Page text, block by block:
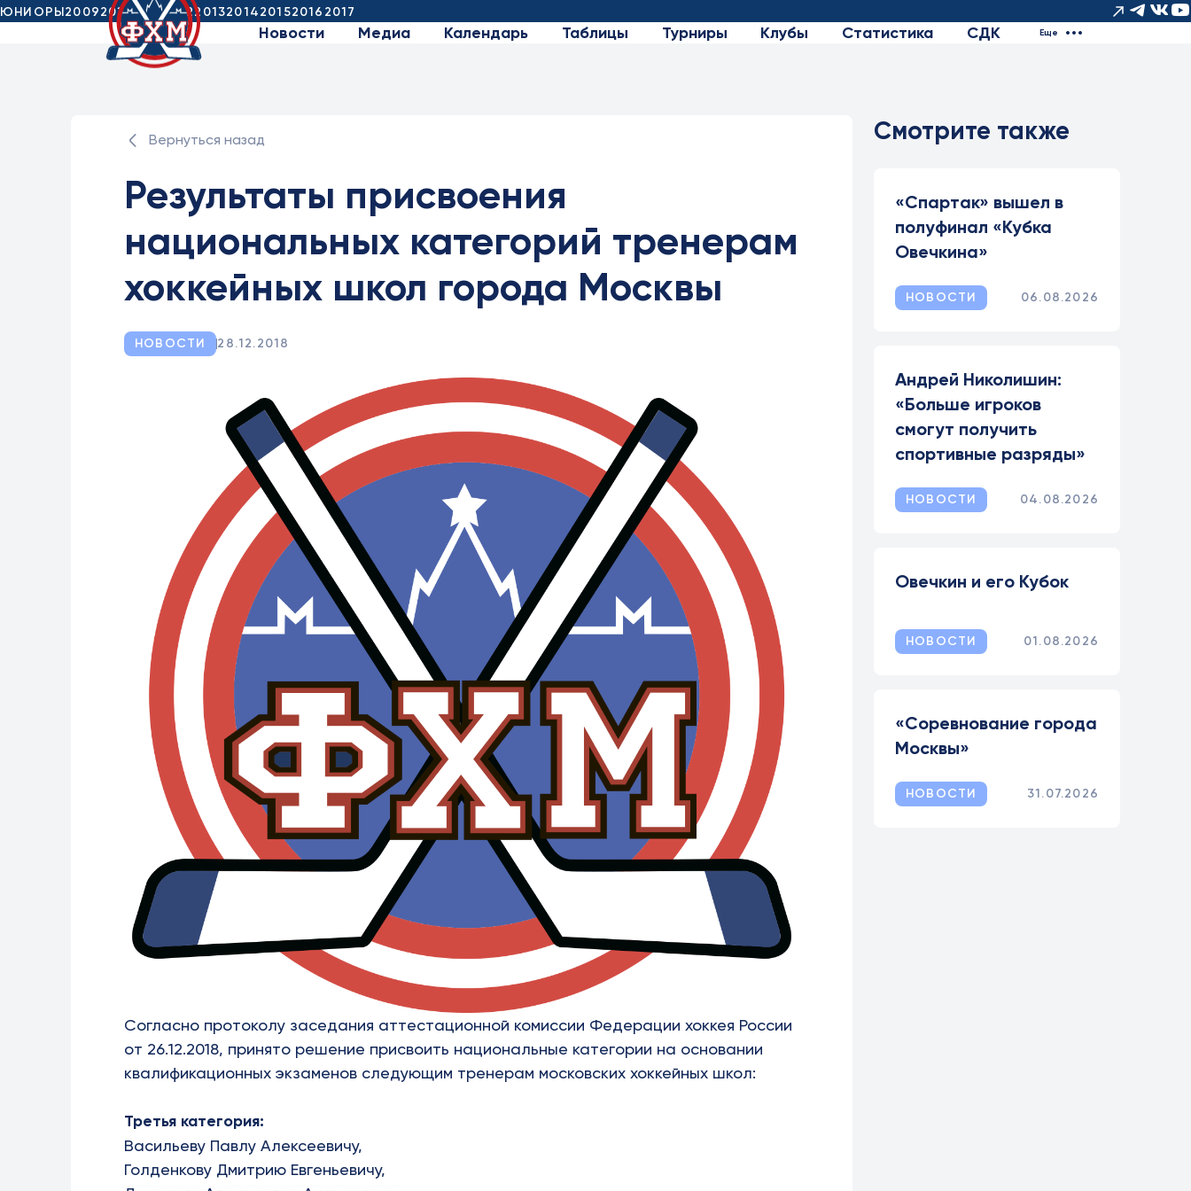
ЮНИОРЫ20092010201120122013201420152016 2017
Новости Медиа Календарь Таблицы Турниры Клубы Статистика СДК Еще
Вернуться назад
Результаты присвоения
национальных категорий тренерам
хоккейных школ города Москвы
НОВОСТИ 28.12.2018
Согласно протоколу заседания аттестационной комиссии Федерации хоккея России
от 26.12.2018, принято решение присвоить национальные категории на основании
квалификационных экзаменов следующим тренерам московских хоккейных школ:
Третья категория:
Васильеву Павлу Алексеевичу,
Голденкову Дмитрию Евгеньевичу,
Смотрите также
«Спартак» вышел в
полуфинал «Кубка
Овечкина»
НОВОСТИ 06.08.2026
Андрей Николишин:
«Больше игроков
смогут получить
спортивные разряды»
НОВОСТИ 04.08.2026
Овечкин и его Кубок
НОВОСТИ 01.08.2026
«Соревнование города
Москвы»
НОВОСТИ 31.07.2026